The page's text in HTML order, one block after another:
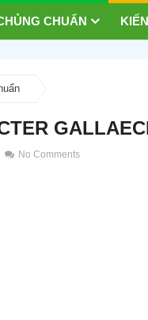
CHUẨN
No Comments